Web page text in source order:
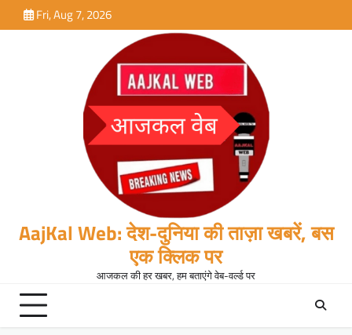
to
Fri, Aug 7, 2026
AajKal Web: देश-दुनिया की ताज़ा खबरें, बस
एक क्लिक पर
आजकल की हर खबर, हम बताएंगे वेब-वर्ल्ड पर